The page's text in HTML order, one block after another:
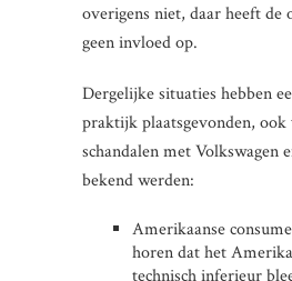
overigens niet, daar heeft
geen invloed op.
Dergelijke situaties hebben
praktijk plaatsgevonden, ook
schandalen met Volkswagen
bekend werden:
Amerikaanse
horen dat het
technisch inferieur